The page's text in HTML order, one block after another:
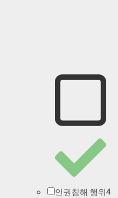
인권침해 행위4